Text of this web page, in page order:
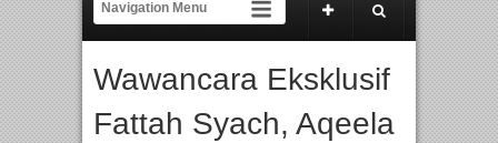
Orchestra Presents The Beatles & Queen – feat. Marcello Tahitoe dan
Wawancara Eksklusif
Fattah Syach, Aqeela